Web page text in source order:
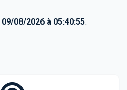
09/08/2026 à 05:40:55.